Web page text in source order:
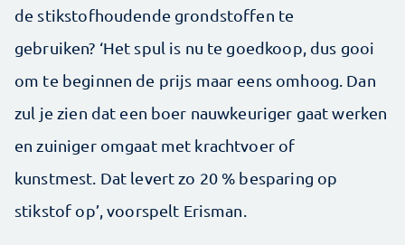
de stikstofhoudende grondstoffen te
gebruiken? ‘Het spul is nu te goedkoop, dus gooi
om te beginnen de prijs maar eens omhoog. Dan
zul je zien dat een boer nauwkeuriger gaat werken
en zuiniger omgaat met krachtvoer of
kunstmest. Dat levert zo 20 % besparing op
stikstof op’, voorspelt Erisman.